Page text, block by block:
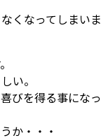
くなってしまいま
い。
びを得る事になっ
か・・・